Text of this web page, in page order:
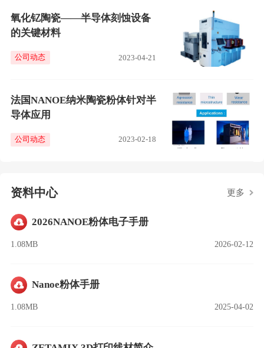
氧化钇陶瓷——半导体刻蚀设备
的关键材料
公司动态 2023-04-21
法国NANOE纳米陶瓷粉体针对半
导体应用
公司动态 2023-02-18
资料中心 更多
2026NANOE粉体电子手册
1.08MB 2026-02-12
Nanoe粉体手册
1.08MB 2025-04-02